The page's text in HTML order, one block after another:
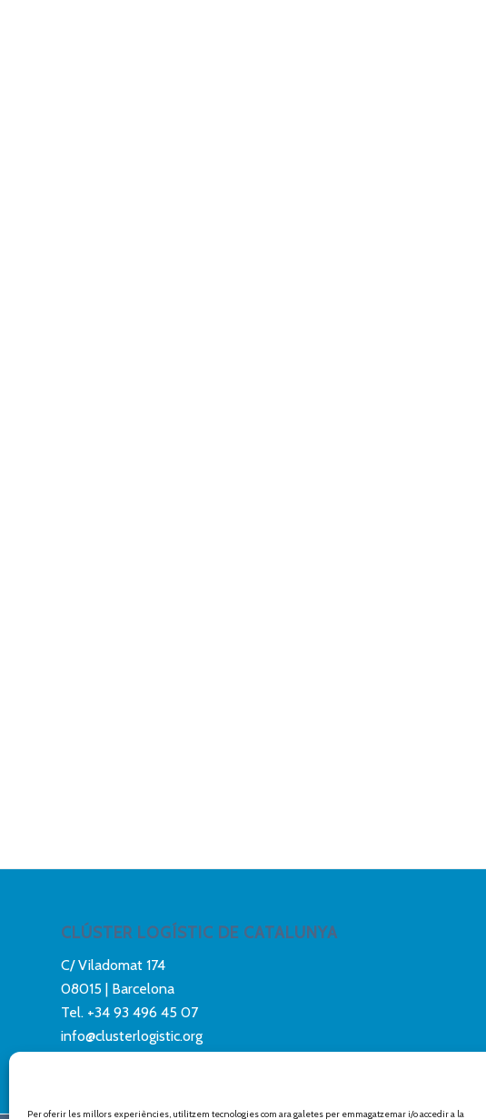
Per oferir les millors experiències, utilitzem tecnologies com ara galetes per emmagatzemar i/o accedir a la
CLÚSTER LOGÍSTIC DE CATALUNYA
C/ Viladomat 174
08015 | Barcelona
Tel. +34 93 496 45 07
info@clusterlogistic.org